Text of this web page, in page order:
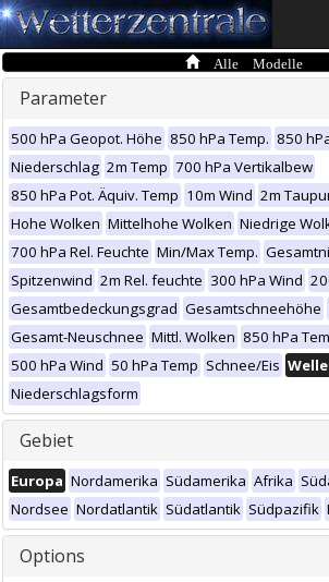
Alle Modelle
Parameter
500 hPa Geopot. Höhe 850 hPa Temp. 850
Niederschlag 2m Temp 700 hPa Vertikalbew
850 hPa Pot. Äquiv. Temp 10m Wind 2m
Hohe Wolken Mittelhohe Wolken Niedrige
700 hPa Rel. Feuchte Min/Max Temp.
Spitzenwind 2m Rel. feuchte 300 hPa Wind
Gesamtbedeckungsgrad Gesamtschneehöhe
Gesamt-Neuschnee Mittl. Wolken 850 hPa
500 hPa Wind 50 hPa Temp Schnee/Eis
Niederschlagsform
Gebiet
Europa Nordamerika Südamerika Afrika
Nordsee Nordatlantik Südatlantik Südpazifik
Options